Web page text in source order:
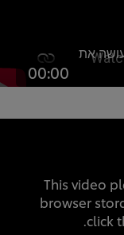
את
00:00
This video
browser
click